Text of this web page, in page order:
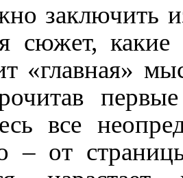
заключить
сюжет,
«главная»
все
– от